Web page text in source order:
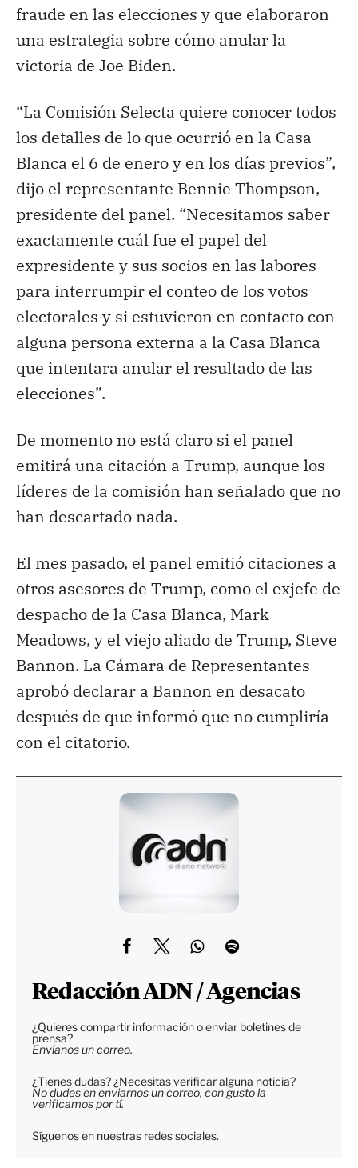
fraude en las elecciones y que elaboraron
una estrategia sobre cómo anular la
victoria de Joe Biden.
“La Comisión Selecta quiere conocer todos
los detalles de lo que ocurrió en la Casa
Blanca el 6 de enero y en los días previos”,
dijo el representante Bennie Thompson,
presidente del panel. “Necesitamos saber
exactamente cuál fue el papel del
expresidente y sus socios en las labores
para interrumpir el conteo de los votos
electorales y si estuvieron en contacto con
alguna persona externa a la Casa Blanca
que intentara anular el resultado de las
elecciones”.
De momento no está claro si el panel
emitirá una citación a Trump, aunque los
líderes de la comisión han señalado que no
han descartado nada.
El mes pasado, el panel emitió citaciones a
otros asesores de Trump, como el exjefe de
despacho de la Casa Blanca, Mark
Meadows, y el viejo aliado de Trump, Steve
Bannon. La Cámara de Representantes
aprobó declarar a Bannon en desacato
después de que informó que no cumpliría
con el citatorio.
Redacción ADN / Agencias
¿Quieres compartir información o enviar boletines de
prensa?
Envíanos un correo.
¿Tienes dudas? ¿Necesitas verificar alguna noticia?
No dudes en enviarnos un correo, con gusto la
verificamos por tí.
Síguenos en nuestras redes sociales.